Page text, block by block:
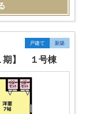
戸建て 新築
期】 １号棟